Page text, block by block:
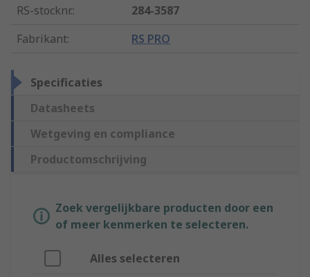
RS-stocknr.:
284-3587
Fabrikant: RS PRO
Specificaties
Datasheets
Wetgeving en compliance
Productomschrijving
Zoek vergelijkbare producten door een
of meer kenmerken te selecteren.
Alles selecteren